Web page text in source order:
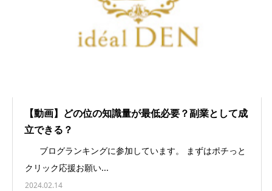
【動画】どの位の知識量が最低必要？副業として成
立できる？
ブログランキングに参加しています。 まずはポチっと
クリック応援お願い...
2024.02.14